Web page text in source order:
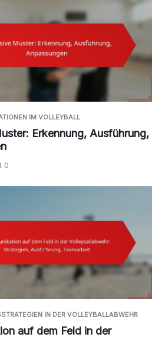
IM VOLLEYBALL
Erkennung, Ausführung,
0
IN DER VOLLEYBALLABWEHR
auf dem Feld in der